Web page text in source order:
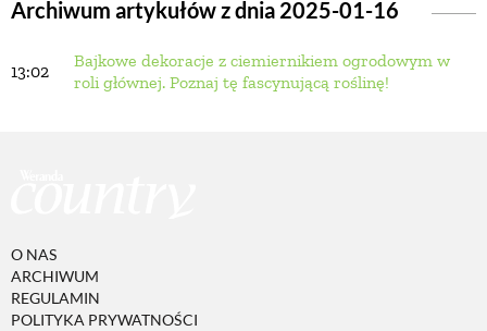
Archiwum artykułów z dnia 2025-01-16
13:02
Bajkowe dekoracje z ciemiernikiem ogrodowym w
roli głównej. Poznaj tę fascynującą roślinę!
O NAS
ARCHIWUM
REGULAMIN
POLITYKA PRYWATNOŚCI
BUDUJEMY DOM